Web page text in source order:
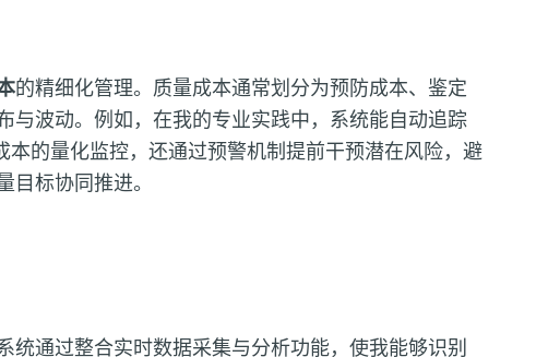
的精细化管理。质量成本通常划分为预防成本、鉴定
与波动。例如，在我的专业实践中，系统能自动追踪
的量化监控，还通过预警机制提前干预潜在风险，避
标协同推进。
统通过整合实时数据采集与分析功能，使我能够识别